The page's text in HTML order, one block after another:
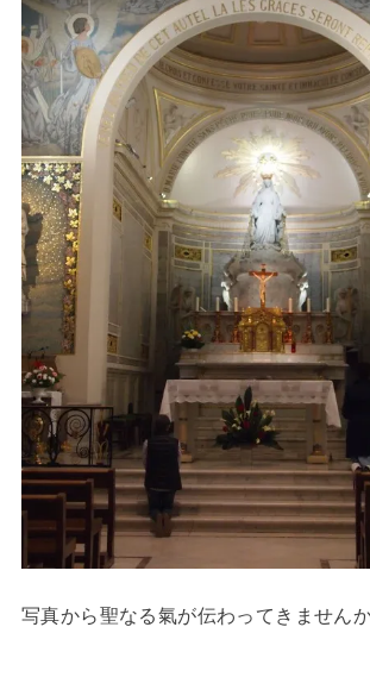
写真から聖なる氣が伝わってきません